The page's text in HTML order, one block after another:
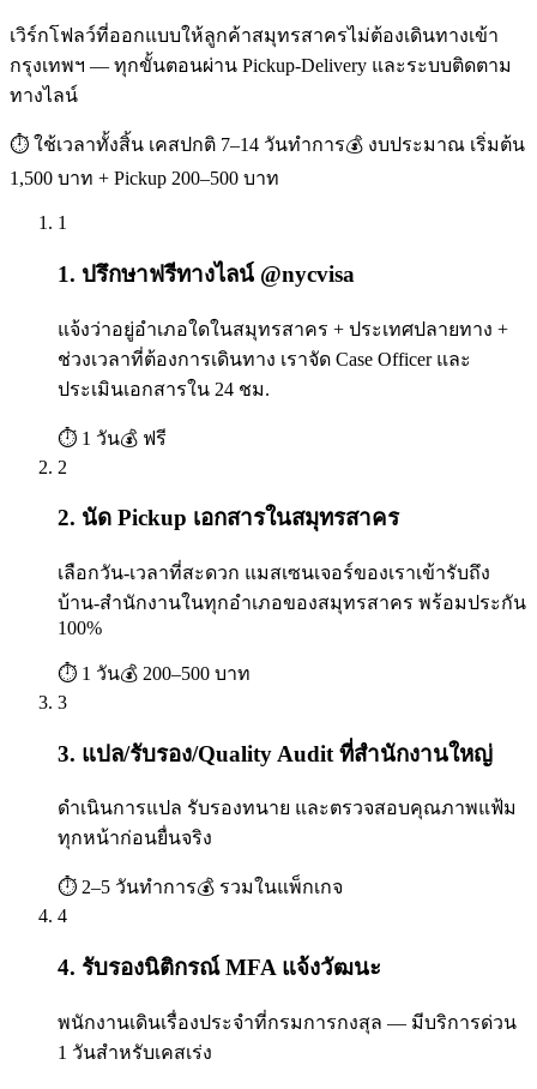
เวิร์กโฟลว์ที่ออกแบบให้ลูกค้าสมุทรสาครไม่ต้องเดินทางเข้า
กรุงเทพฯ — ทุกขั้นตอนผ่าน Pickup-Delivery และระบบติดตาม
ทางไลน์
⏱ ใช้เวลาทั้งสิ้น เคสปกติ 7–14 วันทำการ💰 งบประมาณ เริ่มต้น
1,500 บาท + Pickup 200–500 บาท
1
1. ปรึกษาฟรีทางไลน์ @nycvisa
แจ้งว่าอยู่อำเภอใดในสมุทรสาคร + ประเทศปลายทาง +
ช่วงเวลาที่ต้องการเดินทาง เราจัด Case Officer และ
ประเมินเอกสารใน 24 ชม.
⏱ 1 วัน💰 ฟรี
2
2. นัด Pickup เอกสารในสมุทรสาคร
เลือกวัน-เวลาที่สะดวก แมสเซนเจอร์ของเราเข้ารับถึง
บ้าน-สำนักงานในทุกอำเภอของสมุทรสาคร พร้อมประกัน
100%
⏱ 1 วัน💰 200–500 บาท
3
3. แปล/รับรอง/Quality Audit ที่สำนักงานใหญ่
ดำเนินการแปล รับรองทนาย และตรวจสอบคุณภาพแฟ้ม
ทุกหน้าก่อนยื่นจริง
⏱ 2–5 วันทำการ💰 รวมในแพ็กเกจ
4
4. รับรองนิติกรณ์ MFA แจ้งวัฒนะ
พนักงานเดินเรื่องประจำที่กรมการกงสุล — มีบริการด่วน
1 วันสำหรับเคสเร่ง